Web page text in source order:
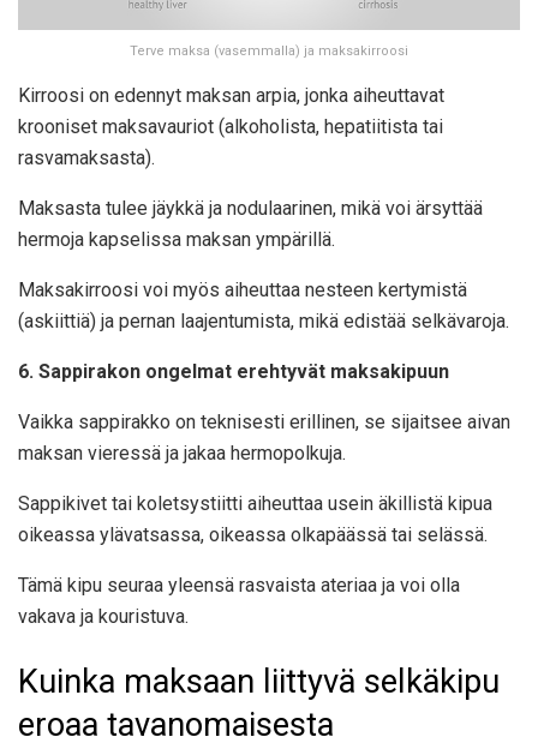
Terve maksa (vasemmalla) ja maksakirroosi
Kirroosi on edennyt maksan arpia, jonka aiheuttavat
krooniset maksavauriot (alkoholista, hepatiitista tai
rasvamaksasta).
Maksasta tulee jäykkä ja nodulaarinen, mikä voi ärsyttää
hermoja kapselissa maksan ympärillä.
Maksakirroosi voi myös aiheuttaa nesteen kertymistä
(askiittiä) ja pernan laajentumista, mikä edistää selkävaroja.
6. Sappirakon ongelmat erehtyvät maksakipuun
Vaikka sappirakko on teknisesti erillinen, se sijaitsee aivan
maksan vieressä ja jakaa hermopolkuja.
Sappikivet tai koletsystiitti aiheuttaa usein äkillistä kipua
oikeassa ylävatsassa, oikeassa olkapäässä tai selässä.
Tämä kipu seuraa yleensä rasvaista ateriaa ja voi olla
vakava ja kouristuva.
Kuinka maksaan liittyvä selkäkipu
eroaa tavanomaisesta